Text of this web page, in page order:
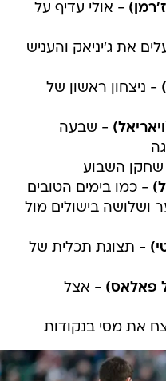
- אולי עדיף על
את ג'יניאק והעניש
- ניצחון ראשון של
- שבעה
השבוע
- כמו בימים הטובים
ושלושה בישולים מול
- תצוגת תכלית של
פאלאס) - אצל
את מסי בנקודות